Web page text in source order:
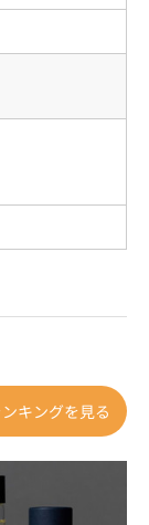
キングを見る